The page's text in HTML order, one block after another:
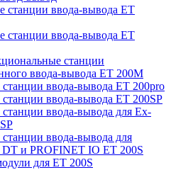
станции ввода-вывода ET
станции ввода-вывода ET
станции
ввода-вывода ET 200M
ввода-вывода ET 200pro
ввода-вывода ET 200SP
ввода-вывода для Ex-
ввода-вывода для
и PROFINET IO ET 200S
для ET 200S